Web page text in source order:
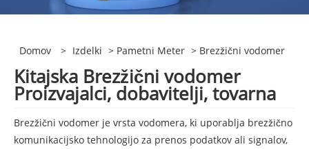
Domov > Izdelki > Pametni Meter > Brezžični vodomer
Kitajska Brezžični vodomer
Proizvajalci, dobavitelji, tovarna
Brezžični vodomer je vrsta vodomera, ki uporablja brezžično
komunikacijsko tehnologijo za prenos podatkov ali signalov,